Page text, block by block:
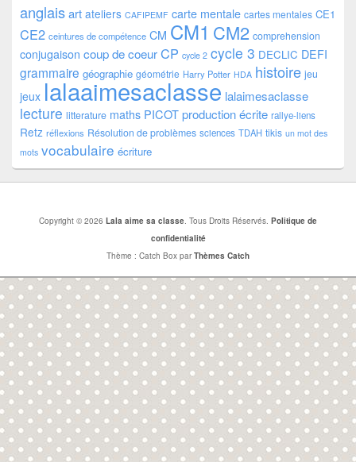
anglaisart ateliers CAFIPEMF carte mentale cartes mentales CE1
CE2 ceintures de compétence CM CM1 CM2 comprehension
conjugaison coup de coeurCP cycle 2 cycle 3 DECLIC DEFI
grammaire géographie géométrie Harry Potter HDA histoire jeu
jeux lalaaimesaclasse lalaimesaclasse
lecture litterature maths PICOTproduction écrite rallye-liens
Retz réflexions Résolution de problèmes sciences TDAH tikis un mot des
mots vocabulaire écriture
Copyright © 2026 Lala aime sa classe . Tous Droits Réservés. Politique de
confidentialité
Thème : Catch Box parThèmes Catch